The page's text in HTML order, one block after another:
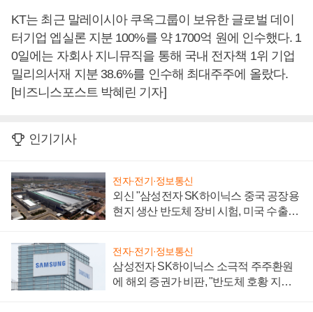
KT는 최근 말레이시아 쿠옥그룹이 보유한 글로벌 데이
터기업 엡실론 지분 100%를 약 1700억 원에 인수했다. 1
0일에는 자회사 지니뮤직을 통해 국내 전자책 1위 기업
밀리의서재 지분 38.6%를 인수해 최대주주에 올랐다.
[비즈니스포스트 박혜린 기자]
인기기사
전자·전기·정보통신
외신 "삼성전자 SK하이닉스 중국 공장용
현지 생산 반도체 장비 시험, 미국 수출통
전자·전기·정보통신
삼성전자 SK하이닉스 소극적 주주환원
에 해외 증권가 비판, "반도체 호황 지속